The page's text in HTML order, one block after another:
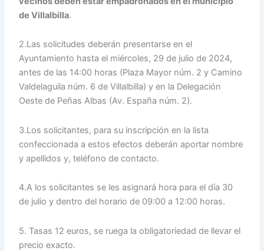
de Villalbilla.
2.Las solicitudes deberán presentarse en el
Ayuntamiento hasta el miércoles, 29 de julio de 2024,
antes de las 14:00 horas (Plaza Mayor núm. 2 y Camino
Valdelaguila núm. 6 de Villalbilla) y en la Delegación
Oeste de Peñas Albas (Av. España núm. 2).
3.Los solicitantes, para su inscripción en la lista
confeccionada a estos efectos deberán aportar nombre
y apellidos y, teléfono de contacto.
4.A los solicitantes se les asignará hora para el día 30
de julio y dentro del horario de 09:00 a 12:00 horas.
5. Tasas 12 euros, se ruega la obligatoriedad de llevar el
precio exacto.